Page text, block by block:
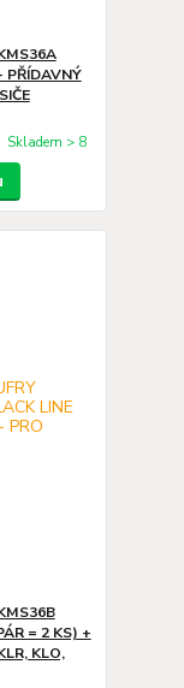
PŘÍDAVNÝ
Skladem > 8
= 2 KS) +
KLO,